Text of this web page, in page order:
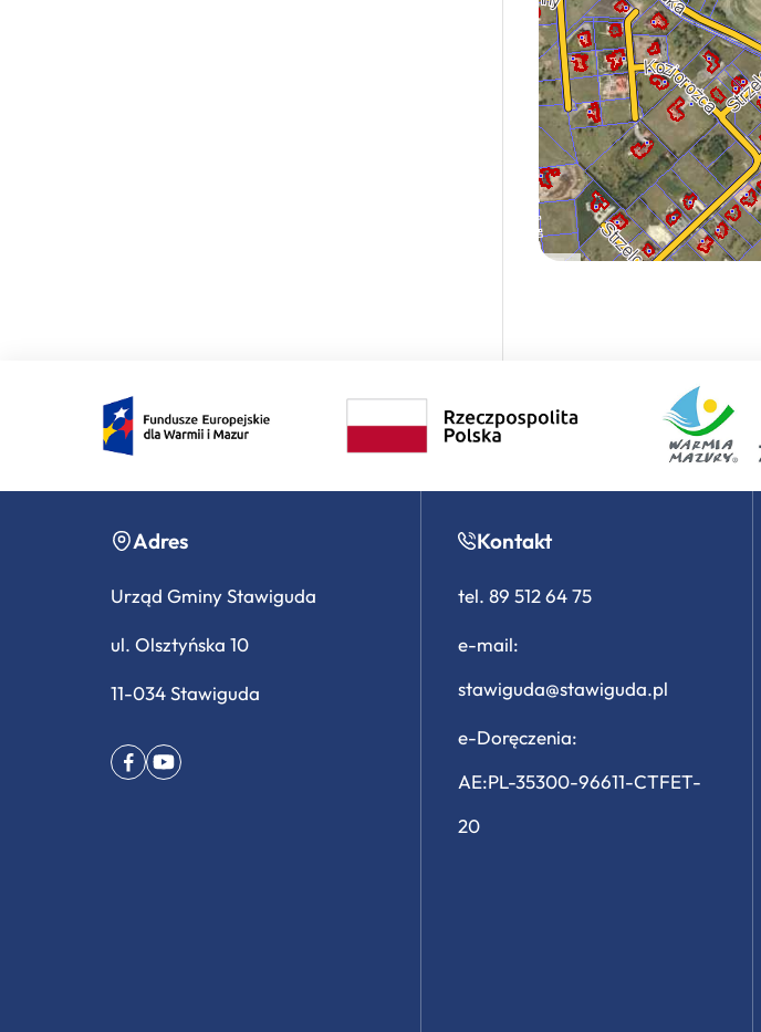
Adres
Urząd Gminy Stawiguda
ul. Olsztyńska 10
11-034 Stawiguda
Kontakt
tel. 89 512 64 75
e-mail:
stawiguda@stawiguda.pl
e-Doręczenia:
AE:PL-35300-96611-CTFET-
20